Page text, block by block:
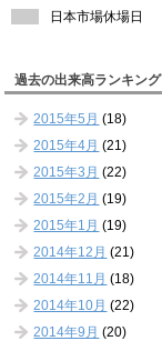
日本市場休場日
過去の出来高ランキング
2015年5月 (18)
2015年4月 (21)
2015年3月 (22)
2015年2月 (19)
2015年1月 (19)
2014年12月 (21)
2014年11月 (18)
2014年10月 (22)
2014年9月 (20)